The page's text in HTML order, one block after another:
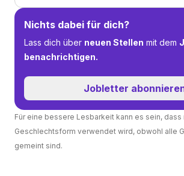
Nichts dabei für dich?
Lass dich über neuen Stellen mit dem
benachrichtigen.
Jobletter
Für eine bessere Lesbarkeit kann es sein, dass
Geschlechtsform verwendet wird, obwohl alle
gemeint sind.